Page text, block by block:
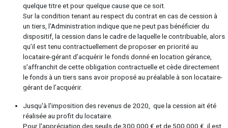
quelque titre et pour quelque cause que ce soit.
Sur la condition tenant au respect du contrat en cas de cession à
un tiers, l'Administration indique que ne peut pas bénéficier du
dispositif, la cession dans le cadre de laquelle le contribuable, alors
qu’il est tenu contractuellement de proposer en priorité au
locataire-gérant d’acquérir le fonds donné en location gérance,
s’affranchit de cette obligation contractuelle et cède directement
le fonds à un tiers sans avoir proposé au préalable à son locataire-
gérant de l’acquérir.
Jusqu'à l'imposition des revenus de 2020, que la cession ait été
réalisée au profit du locataire.
Pour l'appréciation des seuils de 300 000 € et de 500 000 €, il est